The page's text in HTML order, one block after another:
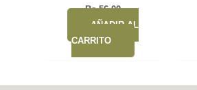
Bs.56,00
AÑADIR AL
CARRITO